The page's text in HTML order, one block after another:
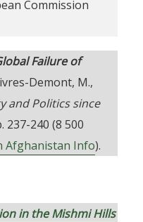
Commission
Failure of
Demont, M.,
and Politics since
237-240 (8 500
Afghanistan Info).
in the Mishmi Hills